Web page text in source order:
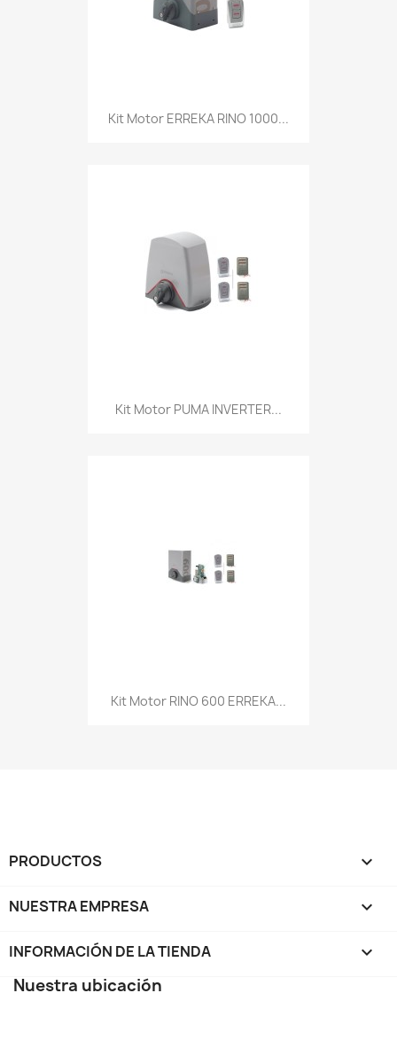
Kit Motor ERREKA RINO 1000...
Kit Motor PUMA INVERTER...
Kit Motor RINO 600 ERREKA...
PRODUCTOS 
NUESTRA EMPRESA 
INFORMACIÓN DE LA TIENDA keyboard_arrow_down
Nuestra ubicación